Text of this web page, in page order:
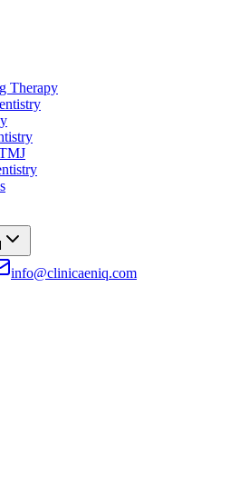
Therapy
info@clinicaeniq.com